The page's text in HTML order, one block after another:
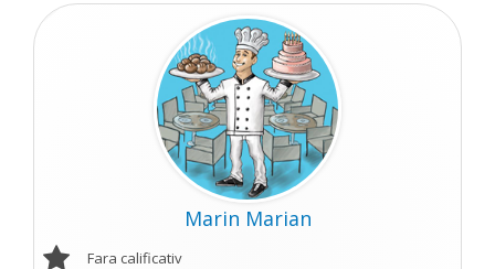
Marin Marian
Fara calificativ